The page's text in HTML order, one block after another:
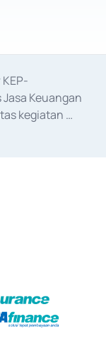
Keuangan
kegiatan